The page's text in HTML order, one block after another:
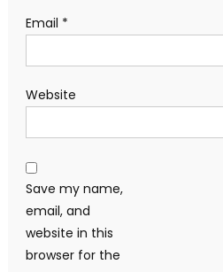
Email *
Website
Save my name,
email, and
website in this
browser for the